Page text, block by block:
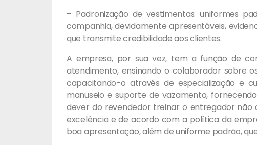
– Padronização de vestimentas: uniformes
companhia, devidamente apresentáveis,
que transmite credibilidade aos clientes.
A empresa, por sua vez, tem a função de
atendimento, ensinando o colaborador sobre
capacitando-o através de especialização e
manuseio e suporte de vazamento,
dever do revendedor treinar o entregador não
excelência e de acordo com a política da
boa apresentação, além de uniforme padrão,